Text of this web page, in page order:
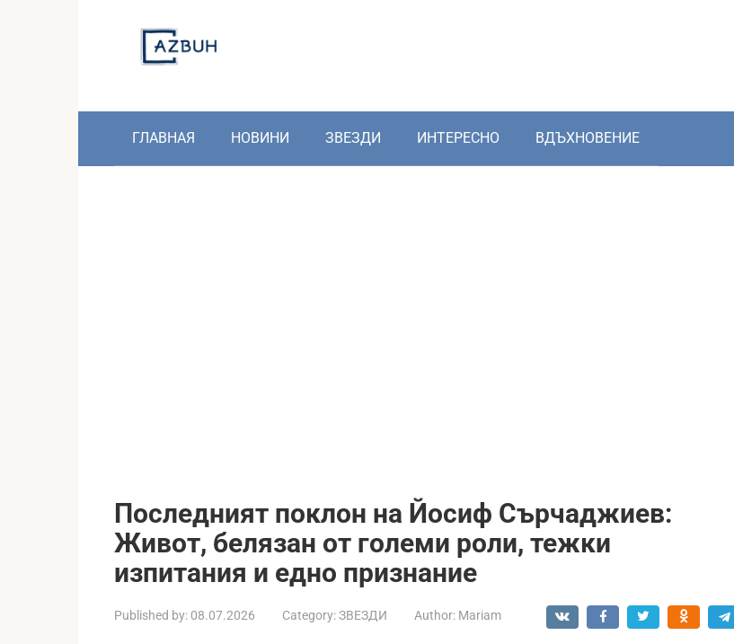
ГЛАВНАЯ НОВИНИ ЗВЕЗДИ ИНТЕРЕСНО ВДЪХНОВЕНИЕ
Последният поклон на Йосиф Сърчаджиев:
Живот, белязан от големи роли, тежки
изпитания и едно признание
Published by: 08.07.2026 Category:ЗВЕЗДИ Author: Mariam